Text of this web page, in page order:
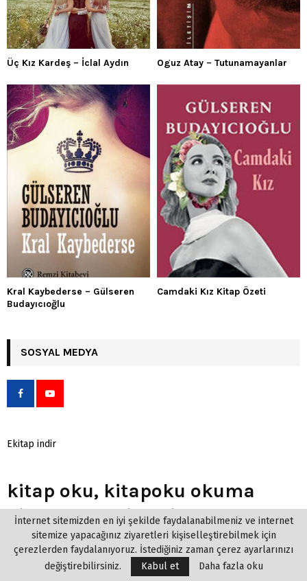
Üç Kız Kardeş – İclal Aydın Oguz Atay – Tutunamayanlar
Kral Kaybederse – Gülseren
Budayıcıoğlu
Camdaki Kız Kitap Özeti
SOSYAL MEDYA
Ekitap indir
kitap oku, kitapoku okuma
kitapları, online kitap oku,
roman oku, sanal kitap oku,
hangi kitabi okumalıyım? Okuduğunuz veya okuyacağınız kitaplar
hakkında yorum, öneri veya fikirlerinizi yazabilir veya içeriğe puan
İnternet sitemizden en iyi şekilde faydalanabilmeniz ve internet
sitemize yapacağınız ziyaretleri kişiselleştirebilmek için
çerezlerden faydalanıyoruz. İstediğiniz zaman çerez ayarlarınızı
değiştirebilirsiniz.
Kabul et Daha fazla oku